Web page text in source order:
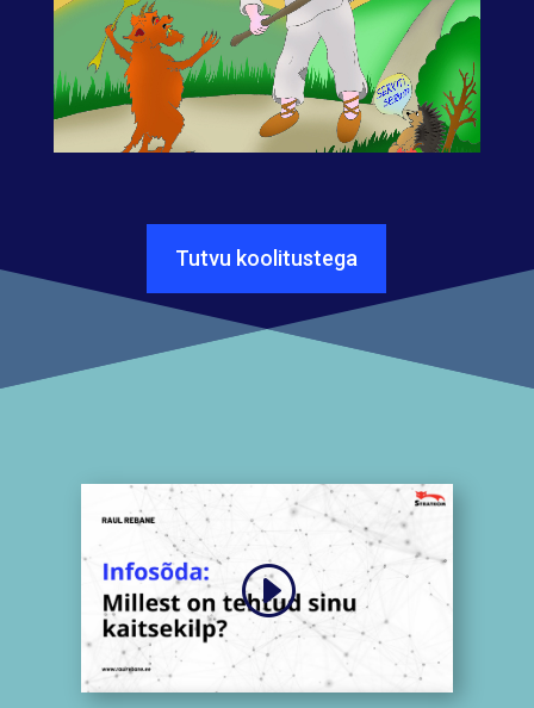
Tutvu koolitustega